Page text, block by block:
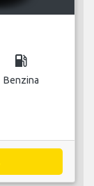
local_gas_station
Benzina